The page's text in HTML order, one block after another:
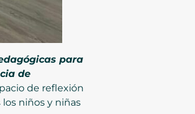
para
de
de reflexión
niños y niñas